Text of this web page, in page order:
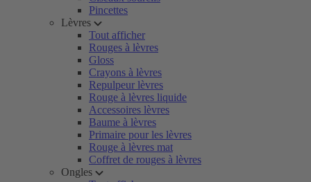
Pincettes
Lèvres
Tout afficher
Rouges à lèvres
Gloss
Crayons à lèvres
Repulpeur lèvres
Rouge à lèvres liquide
Accessoires lèvres
Baume à lèvres
Primaire pour les lèvres
Rouge à lèvres mat
Coffret de rouges à lèvres
Ongles